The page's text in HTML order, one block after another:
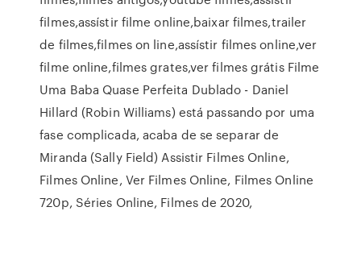
filmes,assístir filme online,baixar filmes,trailer
de filmes,filmes on line,assístir filmes online,ver
filme online,filmes grates,ver filmes grátis Filme
Uma Baba Quase Perfeita Dublado - Daniel
Hillard (Robin Williams) está passando por uma
fase complicada, acaba de se separar de
Miranda (Sally Field) Assistir Filmes Online,
Filmes Online, Ver Filmes Online, Filmes Online
720p, Séries Online, Filmes de 2020,